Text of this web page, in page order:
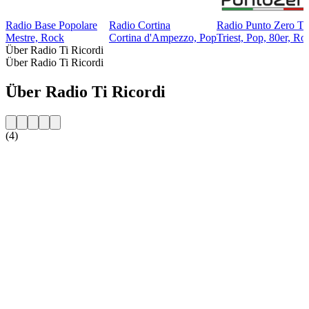
Radio Base Popolare
Mestre, Rock
Radio Cortina
Cortina d'Ampezzo, Pop
Radio Punto Zero
Triest, Pop, 80er,
Über Radio Ti Ricordi
Über Radio Ti Ricordi
Über Radio Ti Ricordi
(4)